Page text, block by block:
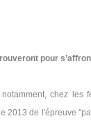
pour
notamment, chez
2013 de l'épreuve